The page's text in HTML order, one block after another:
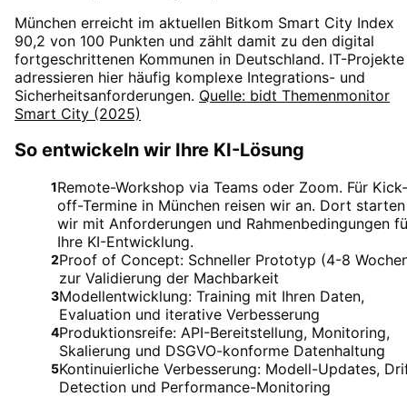
München erreicht im aktuellen Bitkom Smart City Index
90,2 von 100 Punkten und zählt damit zu den digital
fortgeschrittenen Kommunen in Deutschland. IT-Projekte
adressieren hier häufig komplexe Integrations- und
Sicherheitsanforderungen. Quelle: bidt Themenmonitor
Smart City (2025)
So entwickeln wir Ihre KI-Lösung
1Remote-Workshop via Teams oder Zoom. Für Kick-
off-Termine in München reisen wir an. Dort starten
wir mit Anforderungen und Rahmenbedingungen
Ihre KI-Entwicklung.
2Proof of Concept: Schneller Prototyp (4-8
zur Validierung der Machbarkeit
3Modellentwicklung: Training mit Ihren Daten,
Evaluation und iterative Verbesserung
4Produktionsreife: API-Bereitstellung, Monitoring,
Skalierung und DSGVO-konforme Datenhaltung
5Kontinuierliche Verbesserung: Modell-Updates,
Detection und Performance-Monitoring